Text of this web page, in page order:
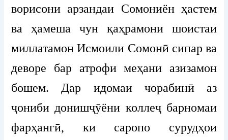
ворисони арзандаи Сомониён ҳастем
ва ҳамеша чун қаҳрамони шоистаи
миллатамон Исмоили Сомонӣ сипар ва
деворе бар атрофи меҳани азизамон
бошем. Дар идомаи чорабинӣ аз
ҷониби донишҷӯёни коллеҷ барномаи
фарҳангӣ, ки саропо сурудҳои